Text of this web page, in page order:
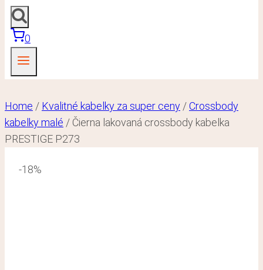
0
Home / Kvalitné kabelky za super ceny /Crossbody
kabelky malé / Čierna lakovaná crossbody kabelka
PRESTIGE P273
-18%